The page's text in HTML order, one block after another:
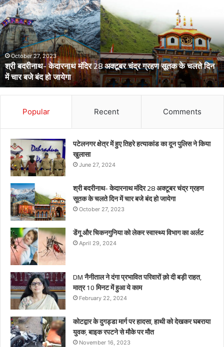
चिकनगुनिया
को
लेकर
स्वास्थ्य
विभाग
का
अर्लटApril 29, 2024
डेंगू और चिकनगुनिया को लेकर स्वास्थ्य विभाग का अर्लट
Popular Recent Comments
पटेलनगर क्षेत्र में हुए तिहरे हत्याकांड का दून पुलिस ने किया
खुलासा
June 27, 2024
श्री बदरीनाथ- केदारनाथ मंदिर 28 अक्टूबर चंद्र ग्रहण
सूतक के चलते दिन में चार बजे बंद हो जायेगा
October 27, 2023
डेंगू और चिकनगुनिया को लेकर स्वास्थ्य विभाग का अर्लट
April 29, 2024
DM नैनीताल ने दंगा प्रभावित परिवारों क़ो दी बड़ी राहत,
मात्र 10 मिनट में हुआ ये काम
February 22, 2024
कोटद्वार के दुगड्डा मार्ग पर हादसा, हाथी को देखकर घबराया
युवक, बाइक रपटने से मौके पर मौत
November 16, 2023